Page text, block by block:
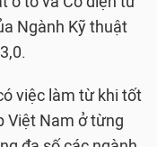
Ngành Kỹ thuật
việc làm từ khi tốt
Việt Nam ở từng